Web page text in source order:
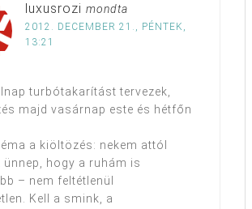
luxusrozi mondta
2012. DECEMBER 21., PÉNTEK,
13:21
turbótakarítást tervezek,
majd vasárnap este és hétfőn
a kiöltözés: nekem attól
ünnep, hogy a ruhám is
– nem feltétlenül
Kell a smink, a